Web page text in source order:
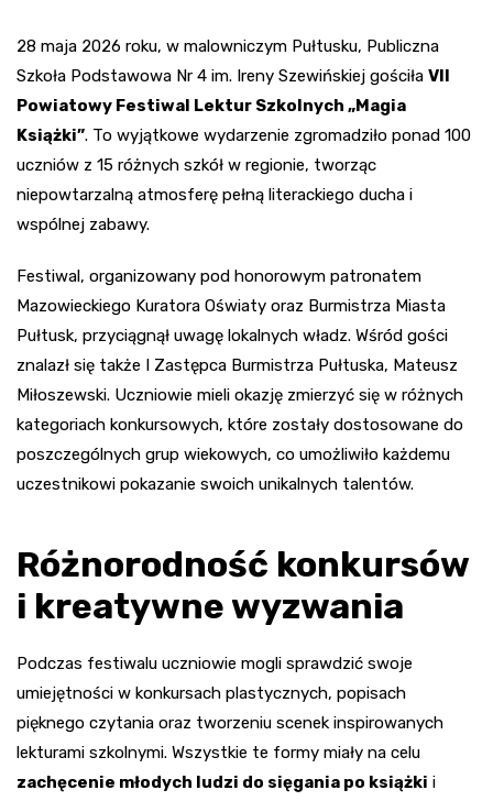
28 maja 2026 roku, w malowniczym Pułtusku, Publiczna
Szkoła Podstawowa Nr 4 im. Ireny Szewińskiej gościła VII
Powiatowy Festiwal Lektur Szkolnych „Magia
Książki”. To wyjątkowe wydarzenie zgromadziło ponad 100
uczniów z 15 różnych szkół w regionie, tworząc
niepowtarzalną atmosferę pełną literackiego ducha i
wspólnej zabawy.
Festiwal, organizowany pod honorowym patronatem
Mazowieckiego Kuratora Oświaty oraz Burmistrza Miasta
Pułtusk, przyciągnął uwagę lokalnych władz. Wśród gości
znalazł się także I Zastępca Burmistrza Pułtuska, Mateusz
Miłoszewski. Uczniowie mieli okazję zmierzyć się w różnych
kategoriach konkursowych, które zostały dostosowane do
poszczególnych grup wiekowych, co umożliwiło każdemu
uczestnikowi pokazanie swoich unikalnych talentów.
Różnorodność konkursów
i kreatywne wyzwania
Podczas festiwalu uczniowie mogli sprawdzić swoje
umiejętności w konkursach plastycznych, popisach
pięknego czytania oraz tworzeniu scenek inspirowanych
lekturami szkolnymi. Wszystkie te formy miały na celu
zachęcenie młodych ludzi do sięgania po książki i